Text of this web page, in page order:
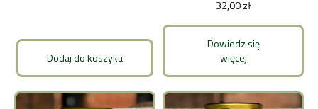
Dodaj do koszyka
32,00zł
Dowiedz się
więcej